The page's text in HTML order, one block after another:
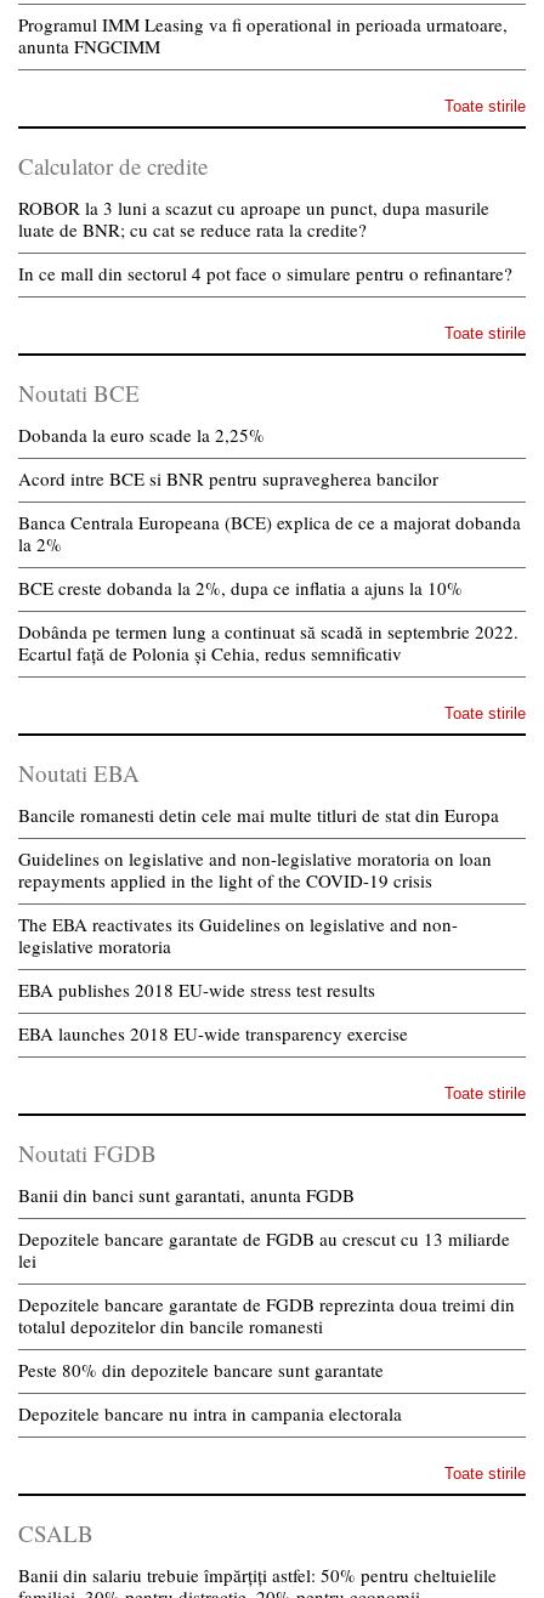
Programul IMM Leasing va fi operational in perioada urmatoare,
anunta FNGCIMM
Toate stirile
Calculator de credite
ROBOR la 3 luni a scazut cu aproape un punct, dupa masurile
luate de BNR; cu cat se reduce rata la credite?
In ce mall din sectorul 4 pot face o simulare pentru o refinantare?
Toate stirile
Noutati BCE
Dobanda la euro scade la 2,25%
Acord intre BCE si BNR pentru supravegherea bancilor
Banca Centrala Europeana (BCE) explica de ce a majorat dobanda
la 2%
BCE creste dobanda la 2%, dupa ce inflatia a ajuns la 10%
Dobânda pe termen lung a continuat să scadă in septembrie 2022.
Ecartul față de Polonia și Cehia, redus semnificativ
Toate stirile
Noutati EBA
Bancile romanesti detin cele mai multe titluri de stat din Europa
Guidelines on legislative and non-legislative moratoria on loan
repayments applied in the light of the COVID-19 crisis
The EBA reactivates its Guidelines on legislative and non-
legislative moratoria
EBA publishes 2018 EU-wide stress test results
EBA launches 2018 EU-wide transparency exercise
Toate stirile
Noutati FGDB
Banii din banci sunt garantati, anunta FGDB
Depozitele bancare garantate de FGDB au crescut cu 13 miliarde
lei
Depozitele bancare garantate de FGDB reprezinta doua treimi din
totalul depozitelor din bancile romanesti
Peste 80% din depozitele bancare sunt garantate
Depozitele bancare nu intra in campania electorala
Toate stirile
CSALB
Banii din salariu trebuie împărțiți astfel: 50% pentru cheltuielile